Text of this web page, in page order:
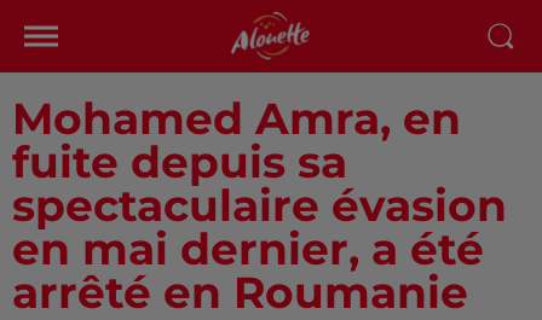
Mohamed Amra, en
fuite depuis sa
spectaculaire évasion
en mai dernier, a été
arrêté en Roumanie